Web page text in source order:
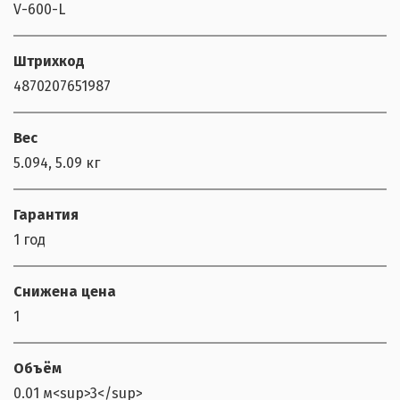
V-600-L
Штрихкод
4870207651987
Вес
5.094, 5.09 кг
Гарантия
1 год
Снижена цена
1
Объём
0.01 м<sup>3</sup>